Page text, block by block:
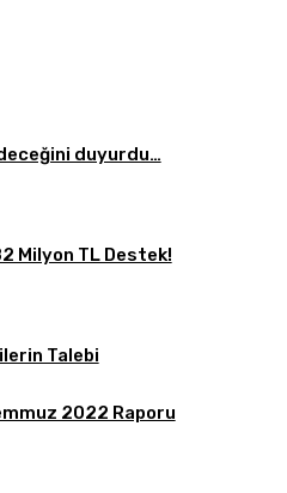
duyurdu…
Milyon TL Destek!
Talebi
2022 Raporu